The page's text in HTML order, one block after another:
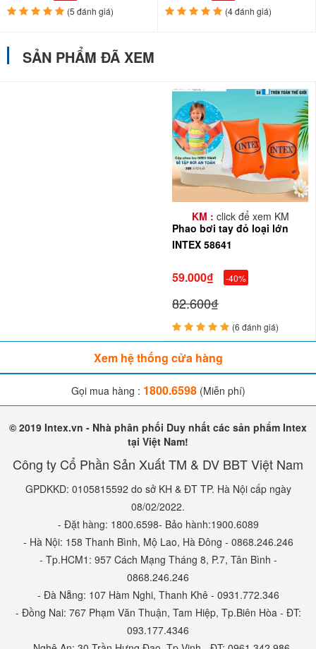
(5 đánh giá)
(4 đánh giá)
SẢN PHẨM ĐÃ XEM
KM : click để xem KM
Phao bơi tay đỏ loại lớn
INTEX 58641
59.000₫ -40%
82.600₫
(6 đánh giá)
Xem hệ thống cửa hàng
Gọi mua hàng : 1800.6598(Miễn phí)
© 2019 Intex.vn - Nhà phân phối Duy nhất các sản phẩm Intex
tại Việt Nam!
Công ty Cổ Phần Sản Xuất TM & DV BBT Việt Nam
GPDKKD: 0105815592 do sở KH & ĐT TP. Hà Nội cấp ngày
08/02/2022.
- Đặt hàng: 1800.6598- Bảo hành:1900.6089
- Hà Nội: 158 Thanh Bình, Mộ Lao, Hà Đông - 0868.246.246
- Tp.HCM1: 957 Cách Mạng Tháng 8, P.7, Tân Bình -
0868.246.246
- Đà Nẵng: 107 Hàm Nghi, Thanh Khê - 0931.772.346
- Đồng Nai: 767 Phạm Văn Thuận, Tam Hiệp, Tp.Biên Hòa - ĐT:
093.177.4346